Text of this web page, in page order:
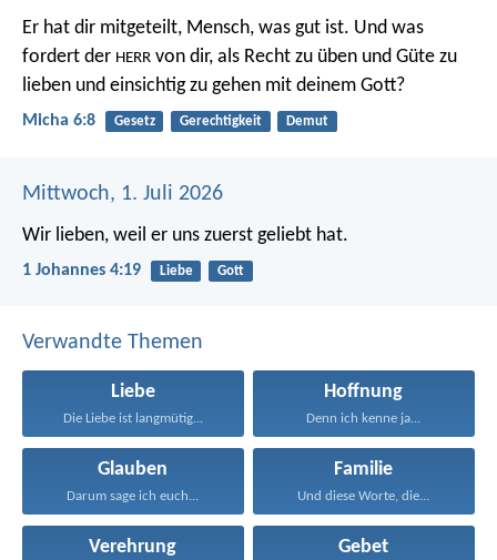
Er hat dir mitgeteilt, Mensch, was gut ist. Und was
fordert der HERR von dir, als Recht zu üben und Güte zu
lieben und einsichtig zu gehen mit deinem Gott?
Micha 6:8 Gesetz Gerechtigkeit Demut
Mittwoch, 1. Juli 2026
Wir lieben, weil er uns zuerst geliebt hat.
1 Johannes 4:19 Liebe Gott
Verwandte Themen
Liebe
Die Liebe ist langmütig...
Hoffnung
Denn ich kenne ja...
Glauben
Darum sage ich euch...
Familie
Und diese Worte, die...
Verehrung Gebet